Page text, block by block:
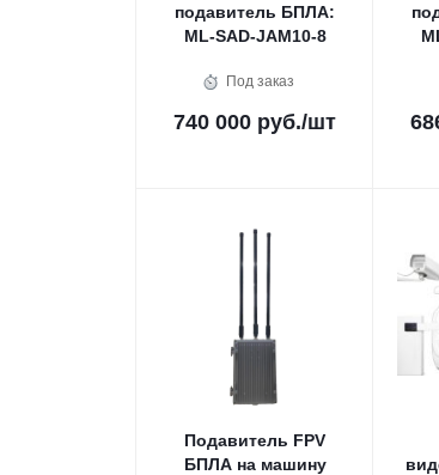
подавитель БПЛА:
ML-SAD-JAM10-8
Под заказ
740 000 руб./шт
Подавитель FPV
БПЛА на машину